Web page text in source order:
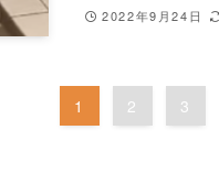
2022年9月24日
1 2 3